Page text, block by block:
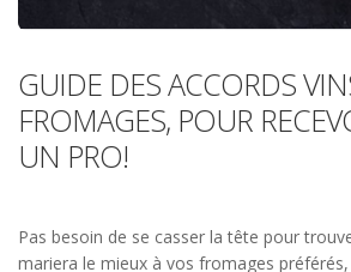
GUIDE DES ACCORDS
FROMAGES, POUR
UN PRO!
Pas besoin de se casser la tête pour
mariera le mieux à vos fromages